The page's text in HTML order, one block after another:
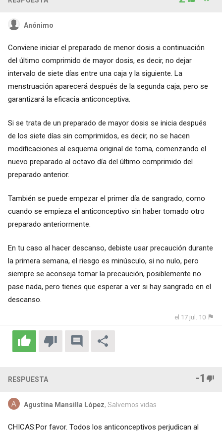
Anónimo
Conviene iniciar el preparado de menor dosis a continuación
del último comprimido de mayor dosis, es decir, no dejar
intervalo de siete días entre una caja y la siguiente. La
menstruación aparecerá después de la segunda caja, pero se
garantizará la eficacia anticonceptiva.
Si se trata de un preparado de mayor dosis se inicia después
de los siete días sin comprimidos, es decir, no se hacen
modificaciones al esquema original de toma, comenzando el
nuevo preparado al octavo día del último comprimido del
preparado anterior.
También se puede empezar el primer día de sangrado, como
cuando se empieza el anticonceptivo sin haber tomado otro
preparado anteriormente.
En tu caso al hacer descanso, debiste usar precaución durante
la primera semana, el riesgo es minúsculo, si no nulo, pero
siempre se aconseja tomar la precaución, posiblemente no
pase nada, pero tienes que esperar a ver si hay sangrado en el
descanso.
el 17 jul. 10
RESPUESTA -1
Agustina Mansilla López, Salvemos vidas
CHICAS:Por favor. Todos los anticonceptivos perjudican al